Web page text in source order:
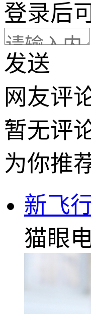
登录后
发送
网友评
暂无评
为你推
新飞
猫眼